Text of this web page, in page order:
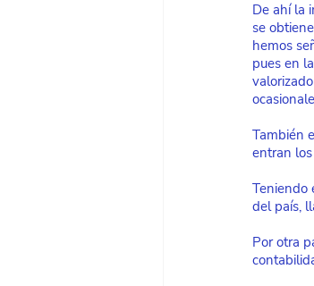
De ahí la
se
hemos
pues en
También
entran
Teniendo
del país,
Por otra